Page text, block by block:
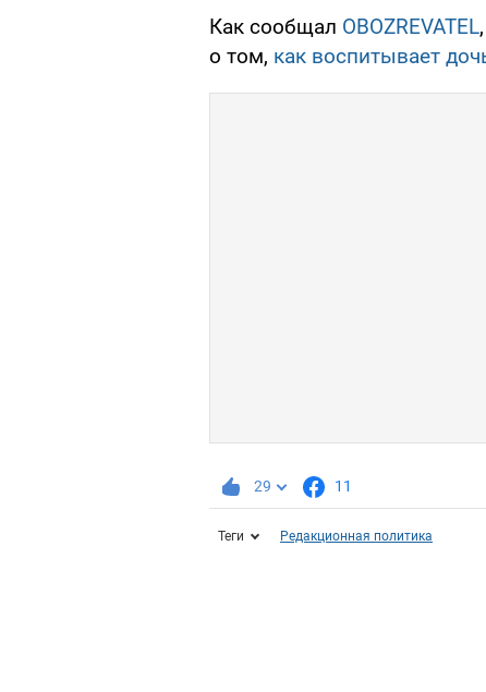
Как сообщал OBOZREVATEL
о том, как воспитывает
29 11
Теги Редакционная политика